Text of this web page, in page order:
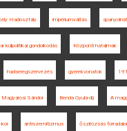
Hadosztály impériumváltás
külpolitikai gondolkodás Központi hatalmak
hadseregszervezés gyerekvonatok
Magyarosi Sándor Benda Gyula-díj A
kor antiszemitizmus őszirózsás